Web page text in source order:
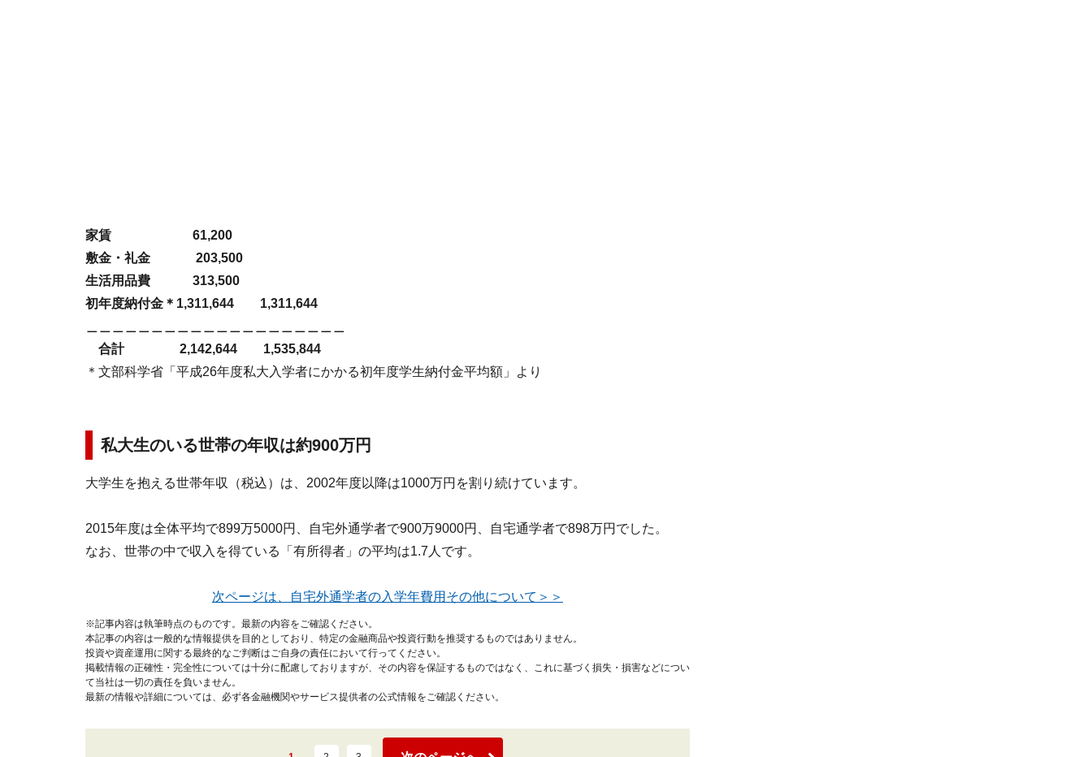
家賃 61,200
敷金・礼金 203,500
生活用品費 313,500
初年度納付金＊1,311,644 1,311,644
合計 2,142,644 1,535,844
＊文部科学省「平成26年度私大入学者にかかる初年度学生納付金平均額」より
私大生のいる世帯の年収は約900万円
大学生を抱える世帯年収（税込）は、2002年度以降は1000万円を割り続けています。
2015年度は全体平均で899万5000円、自宅外通学者で900万9000円、自宅通学者で898万円でした。
なお、世帯の中で収入を得ている「有所得者」の平均は1.7人です。
次ページは、自宅外通学者の入学年費用その他について＞＞
※記事内容は執筆時点のものです。最新の内容をご確認ください。
本記事の内容は一般的な情報提供を目的としており、特定の金融商品や投資行動を推奨するものではありません。
投資や資産運用に関する最終的なご判断はご自身の責任において行ってください。
掲載情報の正確性・完全性については十分に配慮しておりますが、その内容を保証するものではなく、これに基づく損失・損害などについ
て当社は一切の責任を負いません。
最新の情報や詳細については、必ず各金融機関やサービス提供者の公式情報をご確認ください。